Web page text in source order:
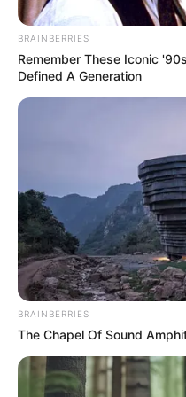
primer tiempo cuando el
que les diera esperanza.
Donnarumma
mientras Fabián
BRAINBERRIES
Remember These Iconic
Defined A Generation
BRAINBERRIES
The Chapel Of Sound